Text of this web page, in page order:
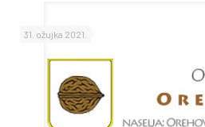
31. ožujka 2021.